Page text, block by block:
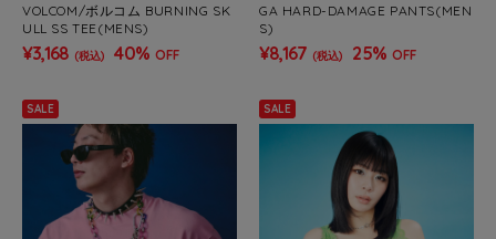
VOLCOM/ボルコム BURNING SK
ULL SS TEE(MENS)
¥3,168 (税込) 40% OFF
GA HARD-DAMAGE PANTS(MEN
S)
¥8,167 (税込) 25% OFF
SALE SALE